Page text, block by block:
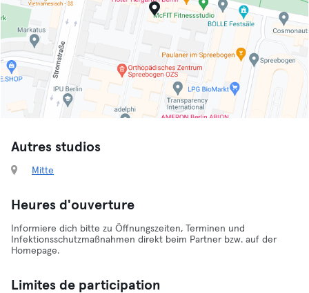
Autres studios
Mitte
Heures d'ouverture
Informiere dich bitte zu Öffnungszeiten, Terminen und
Infektionsschutzmaßnahmen direkt beim Partner bzw. auf der
Homepage.
Limites de participation